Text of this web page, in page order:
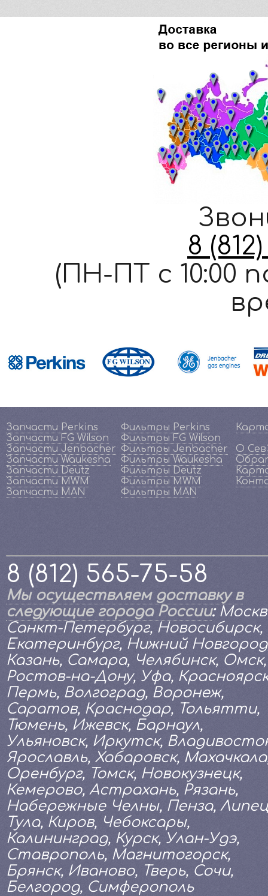
8
(ПН-ПТ c 10:00
Запчасти Perkins
Запчасти FG Wilson
Запчасти Jenbacher
Запчасти Waukesha
Запчасти Deutz
Запчасти MWM
Запчасти MAN
Фильтры Perkins
Фильтры FG Wilson
Фильтры Jenbacher
Фильтры Waukesha
Фильтры Deutz
Фильтры MWM
Фильтры MAN
О
8 (812) 565-75-58
Мы осуществляем доставку в
следующие города России:
Санкт-Петербург, Новосибирск,
Екатеринбург, Нижний
Казань, Самара, Челябинск, Омск,
Ростов-на-Дону, Уфа,
Пермь, Волгоград, Воронеж,
Саратов, Краснодар, Тольятти,
Тюмень, Ижевск, Барнаул,
Ульяновск, Иркутск,
Ярославль, Хабаровск,
Оренбург, Томск, Новокузнецк,
Кемерово, Астрахань, Рязань,
Набережные Челны, Пенза,
Тула, Киров, Чебоксары,
Калининград, Курск, Улан-Удэ,
Ставрополь, Магнитогорск,
Брянск, Иваново, Тверь, Сочи,
Белгород, Симферополь